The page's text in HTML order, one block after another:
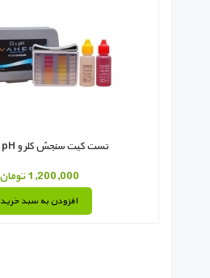
تست کیت سنجش کلر و pH محلولی
1,200,000 تومان
افزودن به سبد خرید